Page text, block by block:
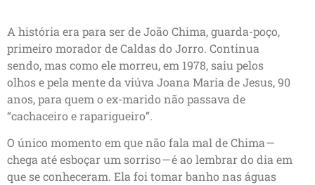
A história era para ser de João Chima, guarda-poço,
primeiro morador de Caldas do Jorro. Continua
sendo, mas como ele morreu, em 1978, saiu pelos
olhos e pela mente da viúva Joana Maria de Jesus, 90
anos, para quem o ex-marido não passava de
“cachaceiro e raparigueiro”.
O único momento em que não fala mal de Chima —
chega até esboçar um sorriso — é ao lembrar do dia em
que se conheceram. Ela foi tomar banho nas águas